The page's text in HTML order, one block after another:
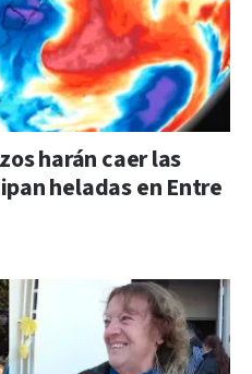
harán caer las
heladas en Entre